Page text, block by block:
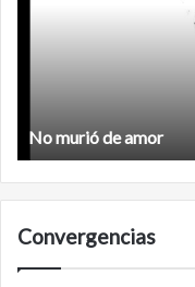
Feminismo
Convergencias